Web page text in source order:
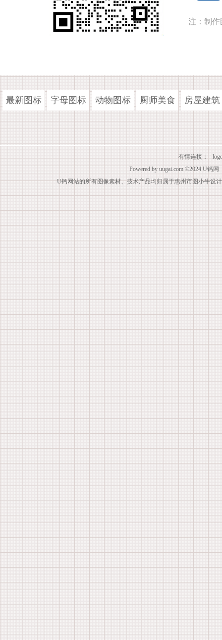
注：制作
最新图标 字母图标 动物图标 厨师美食 房屋建筑
有情连接：
Powered by uugai.com ©2024 U钙网
U钙网站的所有图像素材、技术产品均归属于惠州市图小牛设